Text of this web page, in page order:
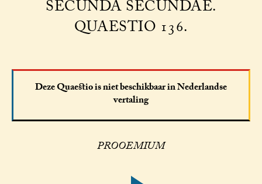
SECUNDA SECUNDAE.
QUAESTIO 136.
Deze Quaestio is niet beschikbaar in Nederlandse
vertaling
PROOEMIUM